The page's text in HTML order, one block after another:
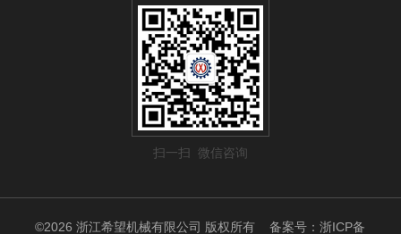
扫一扫 微信咨询
©2026 浙江希望机械有限公司 版权所有备案号：浙ICP备